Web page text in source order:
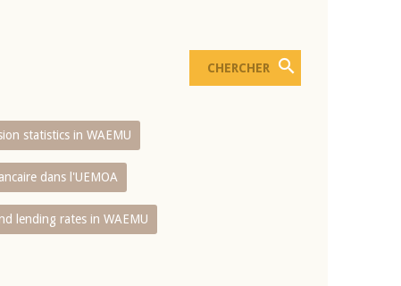
statistics in WAEMU
dans l'UEMOA
lending rates in WAEMU